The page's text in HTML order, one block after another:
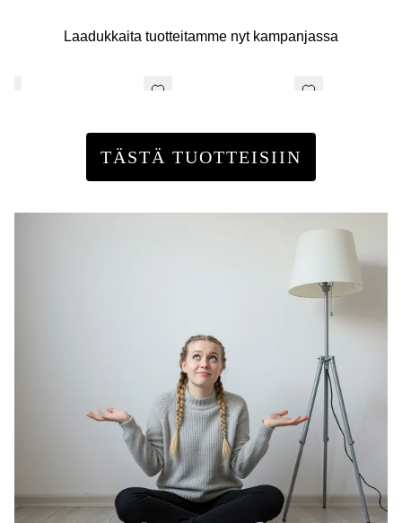
Laadukkaita tuotteitamme nyt kampanjassa
TÄSTÄ TUOTTEISIIN